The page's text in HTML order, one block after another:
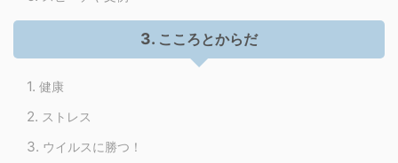
こころとからだ
健康
ストレス
ウイルスに勝つ！